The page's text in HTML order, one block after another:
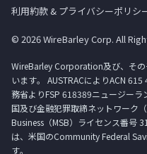
利用約款 & プライバシーポリシ
© 2026 WireBarley Corp. All
WireBarley Corporation及び、そ
います。 AUSTRACによりACN
務省よりFSP 618389ニュージー
国及び金融犯罪取締ネットワーク
Business（MSB）ライセンス番号
は、米国のCommunity Federal
す。